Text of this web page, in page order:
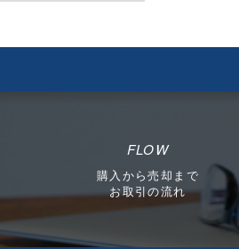
FLOW
購入から売却まで
お取引の流れ